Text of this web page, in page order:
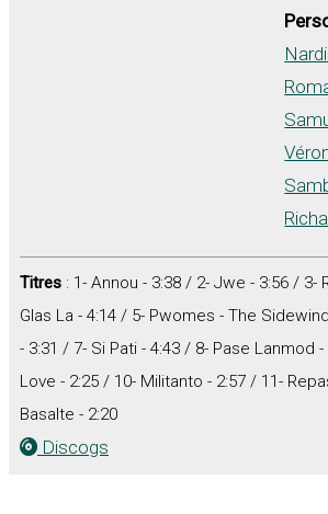
Titres : 1- Annou - 3:38 / 2- Jwe - 3:56 / 3-
Glas La - 4:14 / 5- Pwomes - The
- 3:31 / 7- Si Pati - 4:43 / 8- Pase Lanmod
Love - 2:25 / 10- Militanto - 2:57 / 11-
Basalte - 2:20
Discogs